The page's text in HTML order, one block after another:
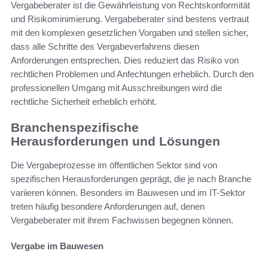
Vergabeberater ist die Gewährleistung von Rechtskonformität
und Risikominimierung. Vergabeberater sind bestens vertraut
mit den komplexen gesetzlichen Vorgaben und stellen sicher,
dass alle Schritte des Vergabeverfahrens diesen
Anforderungen entsprechen. Dies reduziert das Risiko von
rechtlichen Problemen und Anfechtungen erheblich. Durch den
professionellen Umgang mit Ausschreibungen wird die
rechtliche Sicherheit erheblich erhöht.
Branchenspezifische
Herausforderungen und Lösungen
Die Vergabeprozesse im öffentlichen Sektor sind von
spezifischen Herausforderungen geprägt, die je nach Branche
variieren können. Besonders im Bauwesen und im IT-Sektor
treten häufig besondere Anforderungen auf, denen
Vergabeberater mit ihrem Fachwissen begegnen können.
Vergabe im Bauwesen